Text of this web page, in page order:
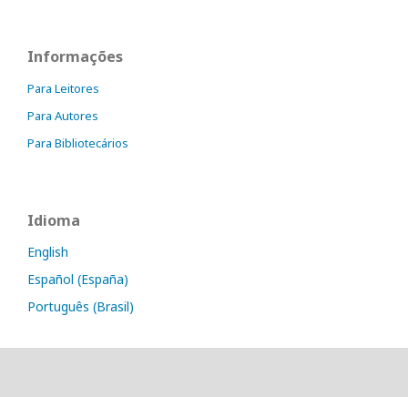
Informações
Para Leitores
Para Autores
Para Bibliotecários
Idioma
English
Español (España)
Português (Brasil)